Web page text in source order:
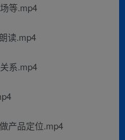
等.mp4
读.mp4
系.mp4
产品定位.mp4